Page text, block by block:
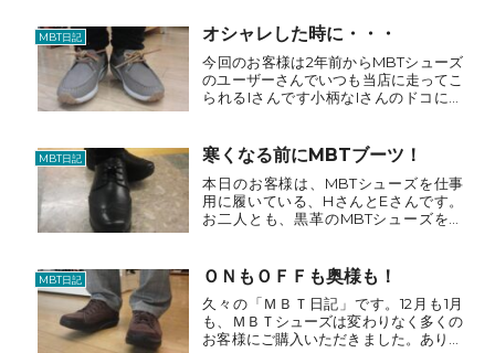
マフタ 112Ｗ ￥27,300アッパーは3
Ｄメッシュです...
MBT日記 オシャレした時に・・・
今回のお客様は2年前からMBTシューズ
のユーザーさんでいつも当店に走ってこ
られるIさんです小柄なIさんのドコにそ
あるのかな・・・そんなIさんが次に欲
しいMBTシューズの...
MBT日記 寒くなる前にMBTブーツ！
本日のお客様は、MBTシューズを仕事
用に履いている、HさんとEさんです。
お二人とも、黒革のMBTシューズをお
よね！でも、そろそろ寿命かな？お仕事
柄、・・・ボロボロになっ...
MBT日記 ＯＮもＯＦＦも奥様も！
久々の「ＭＢＴ日記」です。12月も1月
も、ＭＢＴシューズは変わりなく多くの
お客様にご購入いただきました。ありが